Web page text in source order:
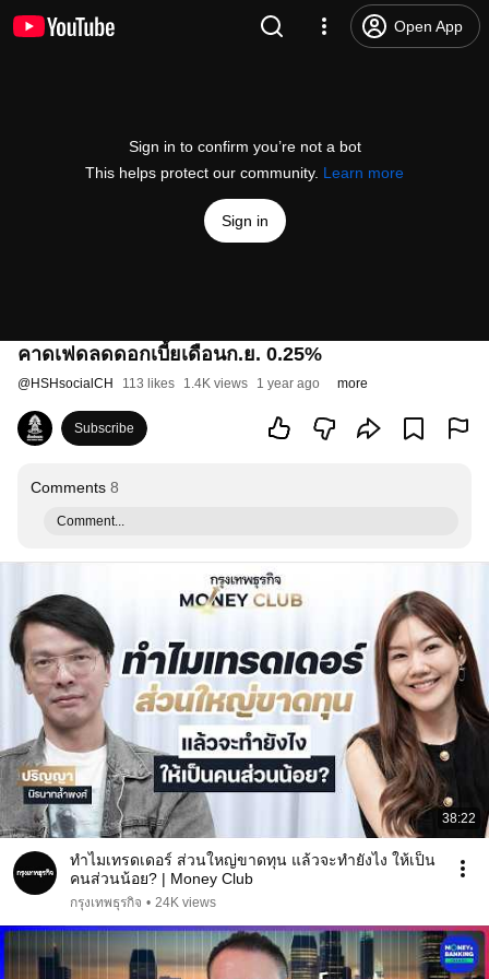
Open App
Sign in to confirm you’re not a bot
This helps protect our community. Learn more
Sign in
คาดเฟดลดดอกเบี้ยเดือนก.ย. 0.25%
@HSHsocialCH 113 likes 1.4K views 1 year ago more
Subscribe
Comments 8
Comment...
38:22
ทำไมเทรดเดอร์ ส่วนใหญ่ขาดทุน แล้วจะทำยังไง ให้เป็น
คนส่วนน้อย? | Money Club
กรุงเทพธุรกิจ • 24K views